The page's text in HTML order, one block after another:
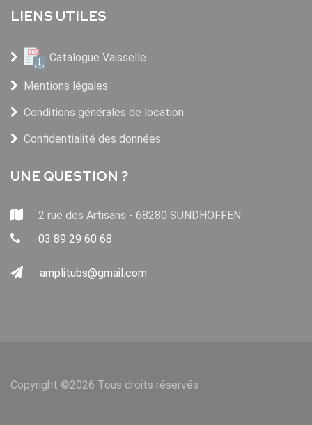
LIENS UTILES
Catalogue Vaisselle
Mentions légales
Conditions générales de location
Confidentialité des données
UNE QUESTION ?
2 rue des Artisans - 68280 SUNDHOFFEN
03 89 29 60 68
amplitubs@gmail.com
Copyright ©2026 Tous droits réservés